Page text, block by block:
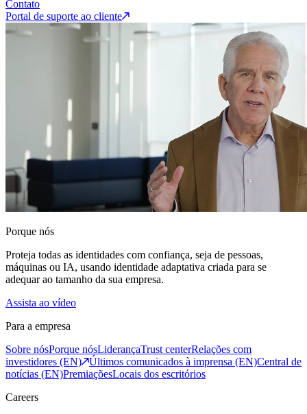
Contato
Portal de suporte ao cliente
Porque nós
Proteja todas as identidades com confiança, seja de pessoas,
máquinas ou IA, usando identidade adaptativa criada para se
adequar ao tamanho da sua empresa.
Assista ao vídeo
Para a empresa
Sobre nósPorque nósLiderançaTrust centerRelações com
investidores (EN)
Últimos comunicados à imprensa (EN)Central de
notícias (EN)PremiaçõesLocais dos escritórios
Careers